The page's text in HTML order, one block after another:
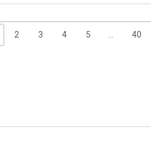
2 3 4 5 … 40